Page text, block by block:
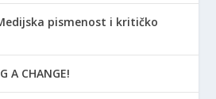
Medijska pismenost i kritičko
A CHANGE!